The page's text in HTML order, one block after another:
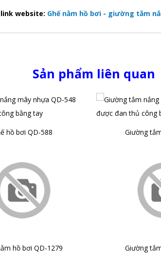
link website: Ghế nằm hồ bơi - giường tắm
Sản phẩm liên quan
hồ bơi QD-588 Giường
hồ bơi QD-1279 Giường